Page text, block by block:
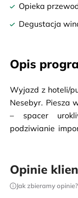
Opieka
Degustacja
Opis
Wyjazd z hoteli/
Nesebyr. Piesza
– spacer
podziwianie
zbiórki.
Opinie
Jak zbieramy opinie?